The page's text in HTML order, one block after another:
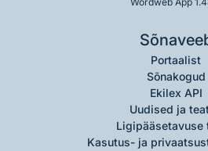
Portaalist
Sõnakogud
Ekilex API
Uudised ja
Ligipääsetavuse
Kasutus- ja